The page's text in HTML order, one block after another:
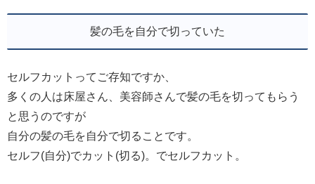
髪の毛を自分で切っていた
セルフカットってご存知ですか、
多くの人は床屋さん、美容師さんで髪の毛を切ってもらう
と思うのですが
自分の髪の毛を自分で切ることです。
セルフ(自分)でカット(切る)。でセルフカット。